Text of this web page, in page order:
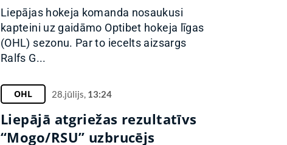
Liepājas hokeja komanda nosaukusi
kapteini uz gaidāmo Optibet hokeja līgas
(OHL) sezonu. Par to iecelts aizsargs
Ralfs G...
OHL 28.jūlijs, 13:24
Liepājā atgriežas rezultatīvs
“Mogo/RSU” uzbrucējs